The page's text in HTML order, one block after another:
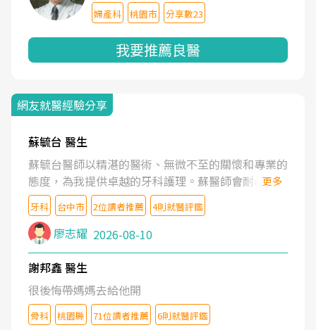
婦產科 桃園市 分享數23
我要推薦良醫
網友就醫經驗分享
蘇毓台 醫生
蘇毓台醫師以精湛的醫術、無微不至的關懷和專業的
態度，為我提供卓越的牙科護理。蘇醫師會耐心了解
我的需求，清楚地解釋治療方案，並營造舒適溫馨的
就診體驗。蘇醫師更鼓勵我維護口腔健康。坦誠的說
蘇醫師是業內最頂尖的牙醫。蘇醫師的醫護團隊也是
一流的水準。
更多
牙科 台中市 2位讀者推薦 4則就醫評鑑
廖志耀 2026-08-10
謝邦鑫 醫生
很後悔帶媽媽去給他開
骨科 桃園縣 71位讀者推薦 6則就醫評鑑